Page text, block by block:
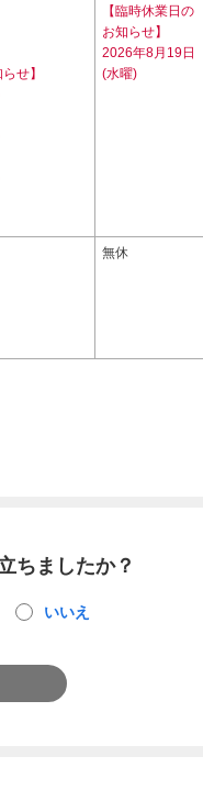
せ】
【臨時休業日の
お知らせ】
2026年8月19日
(水曜)
無休
ちましたか？
いいえ